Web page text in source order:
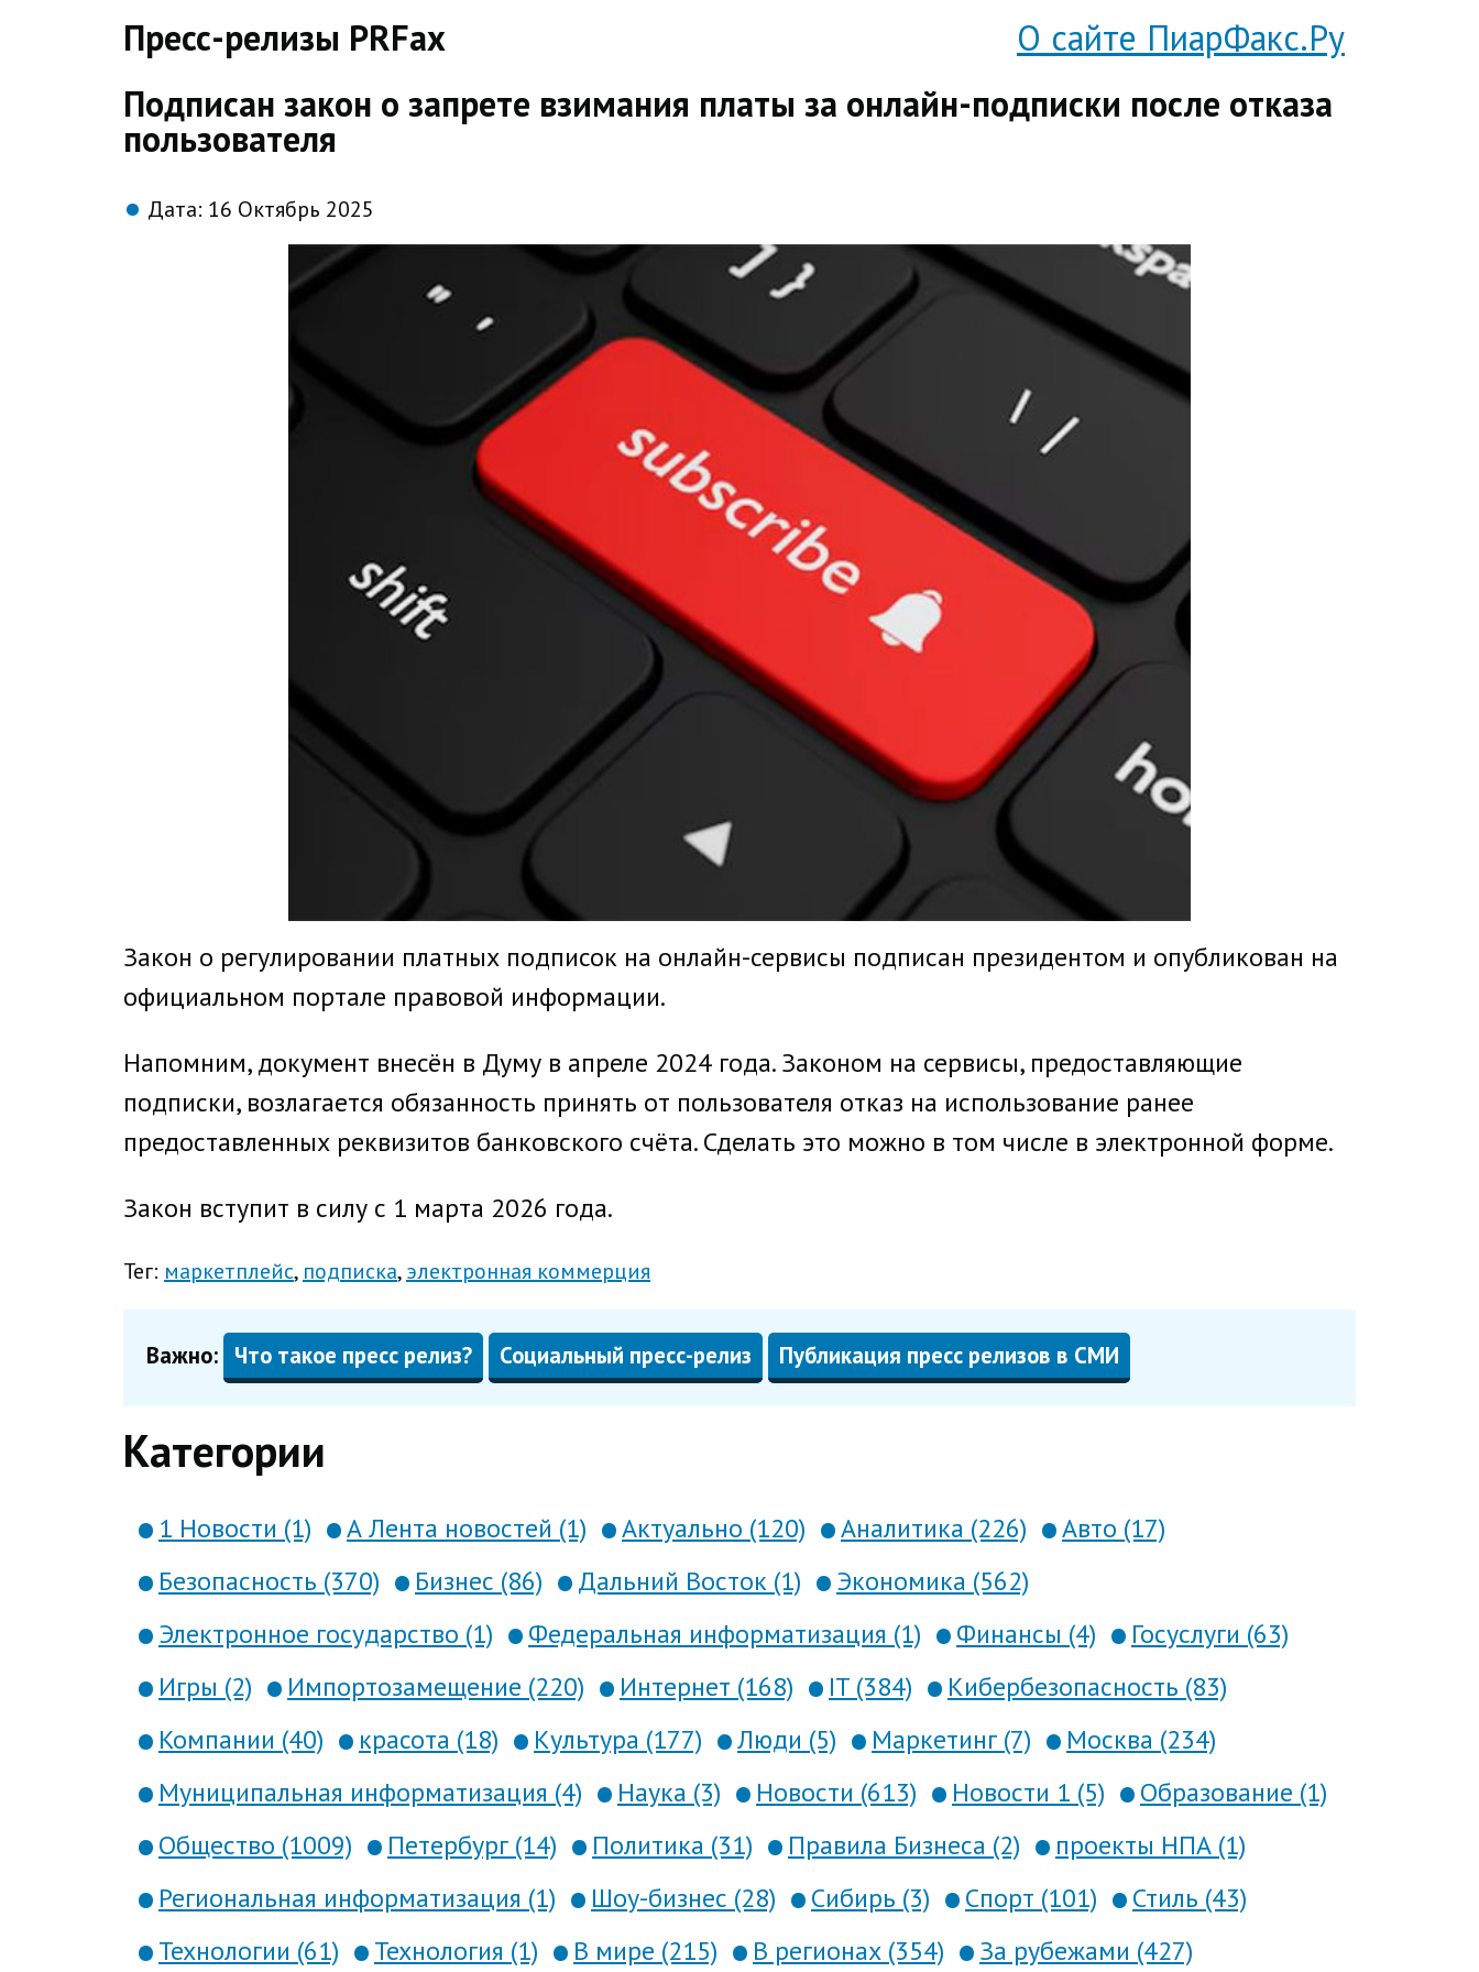
Пресс-релизы PRFax
О сайте ПиарФакс.Ру
Подписан закон о запрете взимания платы за онлайн-подписки после отказа
пользователя
Дата: 16 Октябрь 2025
Закон о регулировании платных подписок на онлайн-сервисы подписан президентом и опубликован на
официальном портале правовой информации.
Напомним, документ внесён в Думу в апреле 2024 года. Законом на сервисы, предоставляющие
подписки, возлагается обязанность принять от пользователя отказ на использование ранее
предоставленных реквизитов банковского счёта. Сделать это можно в том числе в электронной форме.
Закон вступит в силу с 1 марта 2026 года.
Тег: маркетплейс подписка электронная коммерция
Важно: Что такое пресс релиз? Социальный пресс-релиз Публикация пресс релизов в СМИ
Категории
1 Новости (1) А Лента новостей (1) Актуально (120) Аналитика (226)
Авто (17)
Безопасность (370)
Бизнес (86) Дальний Восток (1)
Экономика (562)
Электронное государство (1)
Федеральная информатизация (1) Финансы (4)
Госуслуги (63)
Игры (2)
Импортозамещение (220) Интернет (168) IT (384)
Кибербезопасность (83)
Компании (40)
красота (18) Культура (177) Люди (5) Маркетинг (7)
Москва (234)
Муниципальная информатизация (4)
Наука (3) Новости (613) Новости 1 (5)
Образование (1)
Общество (1009)
Петербург (14) Политика (31) Правила Бизнеса (2)
проекты НПА (1)
Региональная информатизация (1)
Шоу-бизнес (28) Сибирь (3) Спорт (101)
Стиль (43)
Технологии (61)
Технология (1) В мире (215) В регионах (354) За рубежами (427)